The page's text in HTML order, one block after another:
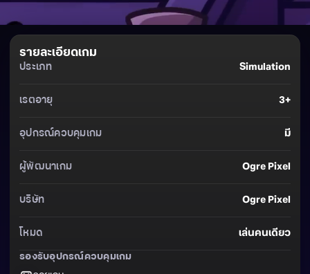
รายละเอียดเกม
ประเภท Simulation
เรตอายุ 3+
อุปกรณ์ควบคุมเกม มี
ผู้พัฒนาเกม Ogre Pixel
บริษัท Ogre Pixel
โหมด เล่นคนเดียว
รองรับอุปกรณ์ควบคุมเกม